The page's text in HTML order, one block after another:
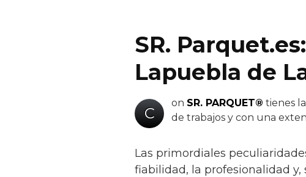
SR.
Lapuebla de
C
on SR. PARQUET® tienes
de trabajos y con una
Las primordiales
fiabilidad, la profesionalidad y,